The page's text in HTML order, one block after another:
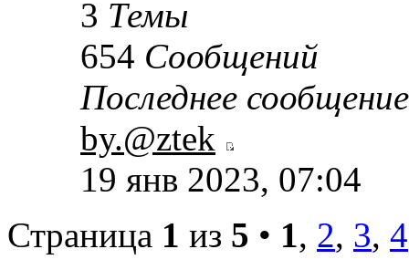
3 Темы
654 Сообщений
Последнее сообщение
by.@ztek
19 янв 2023, 07:04
Страница 1 из 5 • 1, 2, 3, 4